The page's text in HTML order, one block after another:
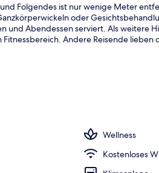
Folgendes ist nur wenige Meter
oder
und Abendessen serviert. Als weitere
Andere Reisende lieben
Wellness
Kostenloses